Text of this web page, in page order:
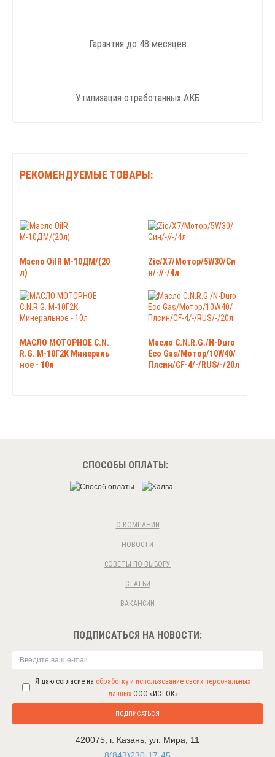
Гарантия до 48 месяцев
Утилизация отработанных АКБ
РЕКОМЕНДУЕМЫЕ ТОВАРЫ:
Масло OilR М-10ДМ/(20
л)
Zic/X7/Мотор/5W30/Си
н/-//-/4л
МАСЛО МОТОРНОЕ C.N.
R.G. М-10Г2К Минераль
ное - 10л
Масло C.N.R.G./N-Duro
Eco Gas/Мотор/10W40/
Плсин/CF-4/-/RUS/-/20л
СПОСОБЫ ОПЛАТЫ:
О КОМПАНИИ
НОВОСТИ
СОВЕТЫ ПО ВЫБОРУ
СТАТЬИ
ВАКАНСИИ
ПОДПИСАТЬСЯ НА НОВОСТИ:
Я даю согласие на обработку и использование своих персональных
данныхООО «ИСТОК»
ПОДПИСАТЬСЯ
420075 г. Казань ул. Мира, 11
8(843)230-17-45